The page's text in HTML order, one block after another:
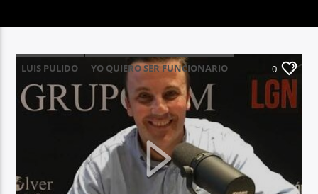
LUIS PULIDO YO QUIERO SER FUNCIONARIO 0